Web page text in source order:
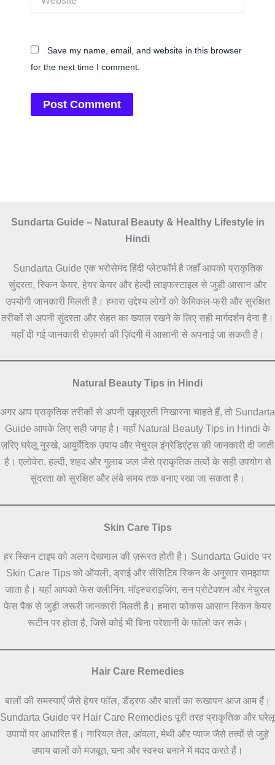
Save my name, email, and website in this browser
for the next time I comment.
Sundarta Guide – Natural Beauty & Healthy Lifestyle in
Hindi
Sundarta Guide एक भरोसेमंद हिंदी प्लेटफॉर्म है जहाँ आपको प्राकृतिक
सुंदरता, स्किन केयर, हेयर केयर और हेल्दी लाइफस्टाइल से जुड़ी आसान और
उपयोगी जानकारी मिलती है। हमारा उद्देश्य लोगों को केमिकल-फ्री और सुरक्षित
तरीकों से अपनी सुंदरता और सेहत का ख्याल रखने के लिए सही मार्गदर्शन देना है।
यहाँ दी गई जानकारी रोज़मर्रा की ज़िंदगी में आसानी से अपनाई जा सकती है।
Natural Beauty Tips in Hindi
अगर आप प्राकृतिक तरीकों से अपनी खूबसूरती निखारना चाहते हैं, तो Sundarta
Guide आपके लिए सही जगह है। यहाँ Natural Beauty Tips in Hindi के
ज़रिए घरेलू नुस्खे, आयुर्वेदिक उपाय और नेचुरल इंग्रेडिएंट्स की जानकारी दी जाती
है। एलोवेरा, हल्दी, शहद और गुलाब जल जैसे प्राकृतिक तत्वों के सही उपयोग से
सुंदरता को सुरक्षित और लंबे समय तक बनाए रखा जा सकता है।
Skin Care Tips
हर स्किन टाइप को अलग देखभाल की ज़रूरत होती है। Sundarta Guide पर
Skin Care Tips को ऑयली, ड्राई और सेंसिटिव स्किन के अनुसार समझाया
जाता है। यहाँ आपको फेस क्लीनिंग, मॉइस्चराइजिंग, सन प्रोटेक्शन और नेचुरल
फेस पैक से जुड़ी जरूरी जानकारी मिलती है। हमारा फोकस आसान स्किन केयर
रूटीन पर होता है, जिसे कोई भी बिना परेशानी के फॉलो कर सके।
Hair Care Remedies
बालों की समस्याएँ जैसे हेयर फॉल, डैंड्रफ और बालों का रूखापन आज आम हैं।
Sundarta Guide पर Hair Care Remedies पूरी तरह प्राकृतिक और घरेलू
उपायों पर आधारित हैं। नारियल तेल, आंवला, मेथी और प्याज जैसे तत्वों से जुड़े
उपाय बालों को मजबूत, घना और स्वस्थ बनाने में मदद करते हैं।